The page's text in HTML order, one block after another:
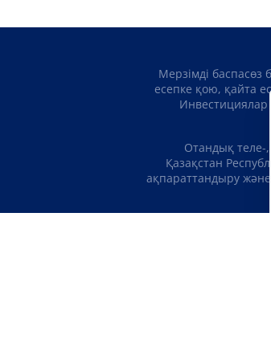
Мерзімді баспасөз
есепке қою, қайта
Инвестициялар
Отандық теле-,
Қазақстан
ақпараттандыру